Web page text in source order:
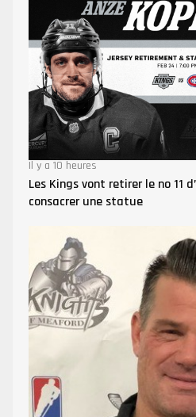
Il y a 10 heures
Les Kings vont retirer le no 11
consacrer une statue